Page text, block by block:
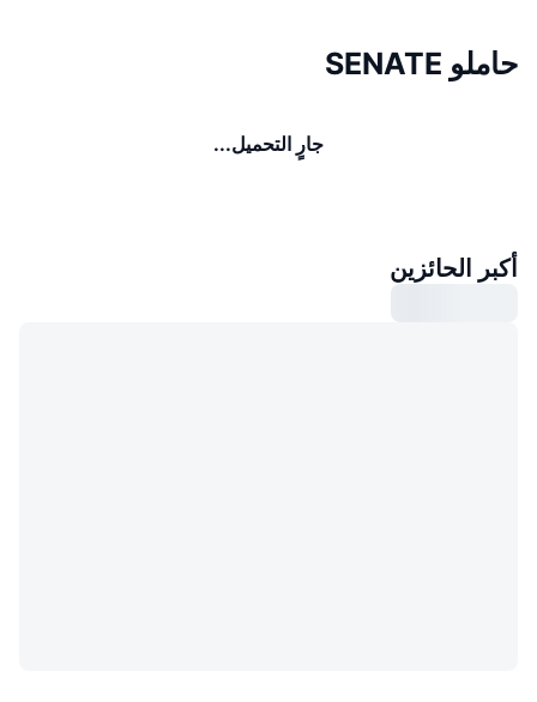
حاملو SENATE
جارٍ التحميل...
أكبر الحائزين